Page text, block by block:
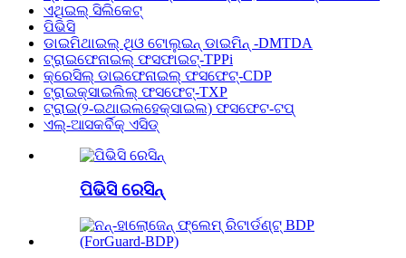
ଏଥିଇଲ୍ ସିଲିକେଟ୍
ପିଭିସି
ଡାଇମିଥାଇଲ୍ ଥିଓ ଟୋଲୁଇନ୍ ଡାଇମିନ୍ -DMTDA
ଟ୍ରାଇଫେନାଇଲ୍ ଫସଫାଇଟ୍-TPPi
କ୍ରେସିଲ୍ ଡାଇଫେନାଇଲ୍ ଫସଫେଟ୍-CDP
ଟ୍ରାଇକ୍ସାଇଲିଲ୍ ଫସଫେଟ୍-TXP
ଟ୍ରାଇ(୨-ଇଥାଇଲହେକ୍ସାଇଲ) ଫସଫେଟ-ଟପ୍
ଏଲ୍-ଆସକର୍ବିକ୍ ଏସିଡ୍
ପିଭିସି ରେସିନ୍